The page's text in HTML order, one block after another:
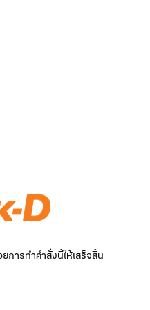
ารทำคำสั่งนี้ให้เสร็จสิ้น